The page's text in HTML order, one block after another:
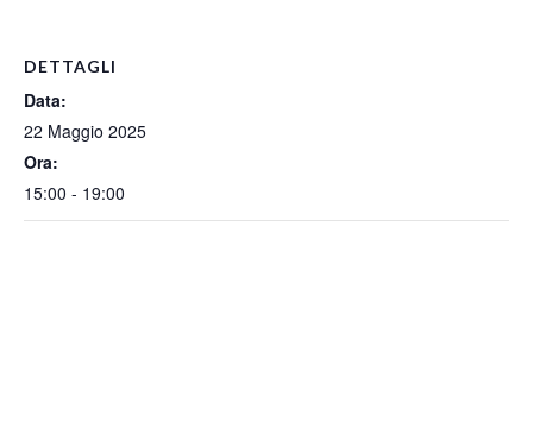
DETTAGLI
Data:
22 Maggio 2025
Ora:
15:00 - 19:00